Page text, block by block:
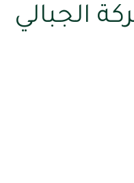
الجبالي